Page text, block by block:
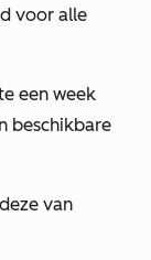
voor alle
een week
beschikbare
van